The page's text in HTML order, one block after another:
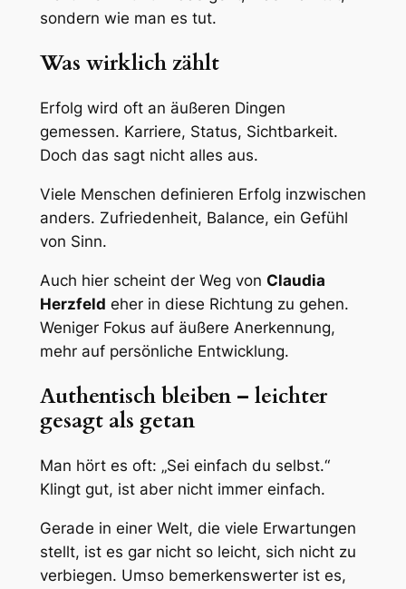
sondern wie man es tut.
Was wirklich zählt
Erfolg wird oft an äußeren Dingen
gemessen. Karriere, Status, Sichtbarkeit.
Doch das sagt nicht alles aus.
Viele Menschen definieren Erfolg inzwischen
anders. Zufriedenheit, Balance, ein Gefühl
von Sinn.
Auch hier scheint der Weg von Claudia
Herzfeld eher in diese Richtung zu gehen.
Weniger Fokus auf äußere Anerkennung,
mehr auf persönliche Entwicklung.
Authentisch bleiben – leichter
gesagt als getan
Man hört es oft: „Sei einfach du selbst.“
Klingt gut, ist aber nicht immer einfach.
Gerade in einer Welt, die viele Erwartungen
stellt, ist es gar nicht so leicht, sich nicht zu
verbiegen. Umso bemerkenswerter ist es,